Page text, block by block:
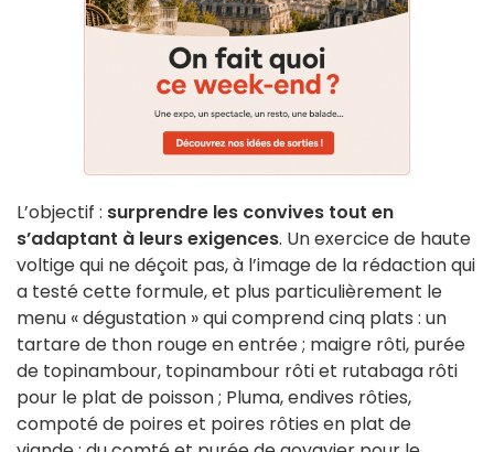
L’objectif : surprendre les convives tout en
s’adaptant à leurs exigences. Un exercice de haute
voltige qui ne déçoit pas, à l’image de la rédaction qui
a testé cette formule, et plus particulièrement le
menu « dégustation » qui comprend cinq plats : un
tartare de thon rouge en entrée ; maigre rôti, purée
de topinambour, topinambour rôti et rutabaga rôti
pour le plat de poisson ; Pluma, endives rôties,
compoté de poires et poires rôties en plat de